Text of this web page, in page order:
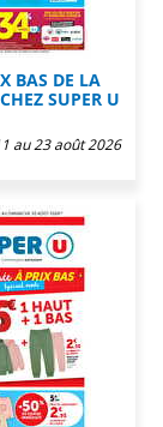
BAS DE LA
SUPER U
au 23 août 2026